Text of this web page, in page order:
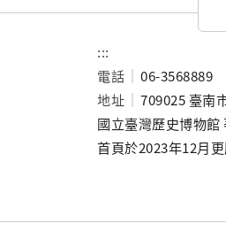
:::
電話
06-3568889
地址
709025 臺南
國立臺灣歷史博物
首頁於2023年12月